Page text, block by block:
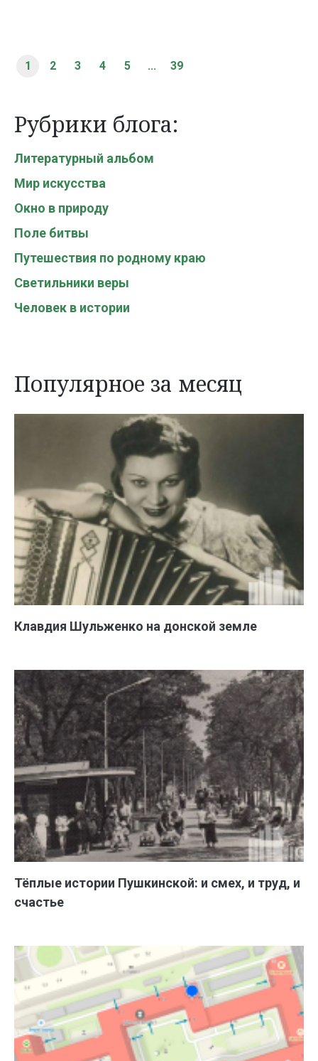
1 2 3 4 5 ... 39
Рубрики блога:
Литературный альбом
Мир искусства
Окно в природу
Поле битвы
Путешествия по родному краю
Светильники веры
Человек в истории
Популярное за месяц
Клавдия Шульженко на донской земле
Тёплые истории Пушкинской: и смех, и труд, и
счастье